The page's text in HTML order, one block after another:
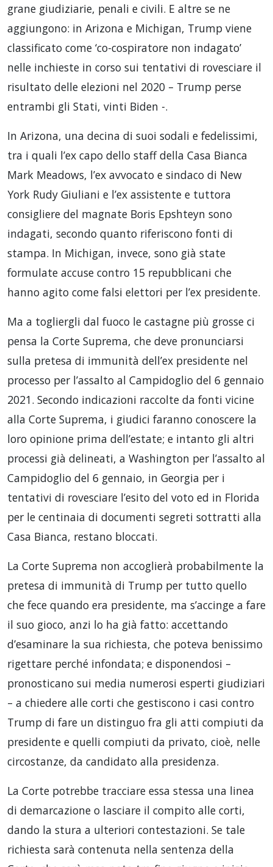
grane giudiziarie, penali e civili. E altre se ne
aggiungono: in Arizona e Michigan, Trump viene
classificato come ‘co-cospiratore non indagato’
nelle inchieste in corso sui tentativi di rovesciare il
risultato delle elezioni nel 2020 – Trump perse
entrambi gli Stati, vinti Biden -.
In Arizona, una decina di suoi sodali e fedelissimi,
tra i quali l’ex capo dello staff della Casa Bianca
Mark Meadows, l’ex avvocato e sindaco di New
York Rudy Giuliani e l’ex assistente e tuttora
consigliere del magnate Boris Epshteyn sono
indagati, secondo quanto riferiscono fonti di
stampa. In Michigan, invece, sono già state
formulate accuse contro 15 repubblicani che
hanno agito come falsi elettori per l’ex presidente.
Ma a togliergli dal fuoco le castagne più grosse ci
pensa la Corte Suprema, che deve pronunciarsi
sulla pretesa di immunità dell’ex presidente nel
processo per l’assalto al Campidoglio del 6 gennaio
2021. Secondo indicazioni raccolte da fonti vicine
alla Corte Suprema, i giudici faranno conoscere la
loro opinione prima dell’estate; e intanto gli altri
processi già delineati, a Washington per l’assalto al
Campidoglio del 6 gennaio, in Georgia per i
tentativi di rovesciare l’esito del voto ed in Florida
per le centinaia di documenti segreti sottratti alla
Casa Bianca, restano bloccati.
La Corte Suprema non accoglierà probabilmente la
pretesa di immunità di Trump per tutto quello
che fece quando era presidente, ma s’accinge a fare
il suo gioco, anzi lo ha già fatto: accettando
d’esaminare la sua richiesta, che poteva benissimo
rigettare perché infondata; e disponendosi –
pronosticano sui media numerosi esperti giudiziari
– a chiedere alle corti che gestiscono i casi contro
Trump di fare un distinguo fra gli atti compiuti da
presidente e quelli compiuti da privato, cioè, nelle
circostanze, da candidato alla presidenza.
La Corte potrebbe tracciare essa stessa una linea
di demarcazione o lasciare il compito alle corti,
dando la stura a ulteriori contestazioni. Se tale
richiesta sarà contenuta nella sentenza della